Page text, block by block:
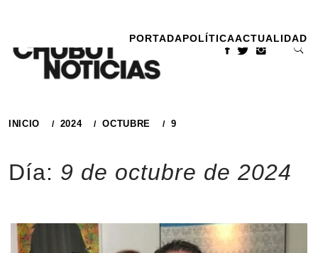
contenido
PORTADAPOLÍTICAACTUALIDAD
INICIO 2024 OCTUBRE 9
Día: 9 de octubre de 2024